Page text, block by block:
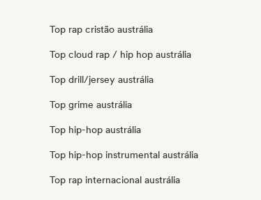
Top rap cristão austrália
Top cloud rap / hip hop austrália
Top drill/jersey austrália
Top grime austrália
Top hip-hop austrália
Top hip-hop instrumental austrália
Top rap internacional austrália